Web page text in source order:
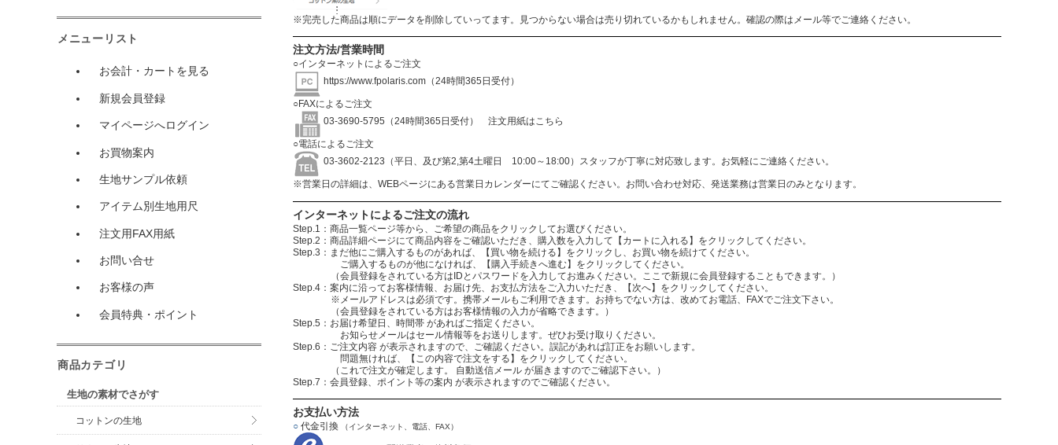
※完売した商品は順にデータを削除していってます。見つからない場合は売り切れているかもしれません。確認の際はメール等でご連絡ください。
注文方法/営業時間
○インターネットによるご注文
https://www.fpolaris.com （24時間365日受付）
○FAXによるご注文
03-3690-5795（24時間365日受付）
注文用紙はこちら
○電話によるご注文
03-3602-2123（平日、及び第2,第4土曜日 10:00～18:00）スタッフが丁寧に対応致します。お気軽にご連絡ください。
※営業日の詳細は、WEBページにある営業日カレンダーにてご確認ください。お問い合わせ対応、発送業務は営業日のみとなります。
インターネットによるご注文の流れ
Step.1：商品一覧ページ等から、ご希望の商品をクリックしてお選びください。
Step.2：商品詳細ページにて商品内容をご確認いただき、購入数を入力して【カートに入れる】をクリックしてください。
Step.3：まだ他にご購入するものがあれば、【買い物を続ける】をクリックし、お買い物を続けてください。
ご購入するものが他になければ、【購入手続きへ進む】をクリックしてください。
（会員登録をされている方はIDとパスワードを入力してお進みください。ここで新規に会員登録することもできます。）
Step.4：案内に沿ってお客様情報、お届け先、お支払方法をご入力いただき、【次へ】をクリックしてください。
※メールアドレスは必須です。携帯メールもご利用できます。お持ちでない方は、改めてお電話、FAXでご注文下さい。
（会員登録をされている方はお客様情報の入力が省略できます。）
Step.5：お届け希望日、時間帯 があればご指定ください。
お知らせメールはセール情報等をお送りします。ぜひお受け取りください。
Step.6：ご注文内容 が表示されますので、ご確認ください。誤記があれば訂正をお願いします。
問題無ければ、【この内容で注文をする】をクリックしてください。
（これで注文が確定します。 自動送信メール が届きますのでご確認下さい。）
Step.7：会員登録、ポイント等の案内 が表示されますのでご確認ください。
お支払い方法
○ 代金引換 （インターネット、電話、FAX）
メニューリスト
お会計・カートを見る
新規会員登録
マイページへログイン
お買物案内
生地サンプル依頼
アイテム別生地用尺
注文用FAX用紙
お問い合せ
お客様の声
会員特典・ポイント
商品カテゴリ
生地の素材でさがす
コットンの生地